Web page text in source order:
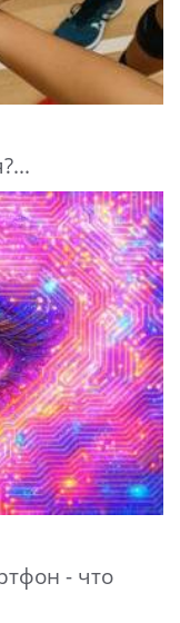
- что